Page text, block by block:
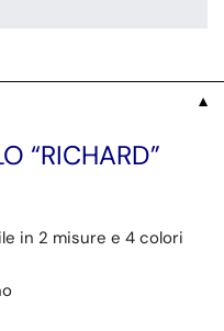
▼
“RICHARD”
in 2 misure e 4 colori